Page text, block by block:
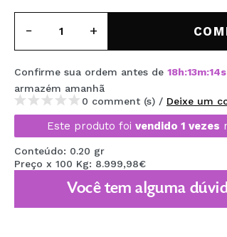
MAQUIFARMA
TRAVEL SIZE
NATURE
DESCONTOS
OUTLET
ELES VOLTARAM!
Confirme sua ordem antes de 18h:13m:13s
armazém amanhã
0 comment (s) / Deixe um
Este produto foi vendido 1 vezes
Conteúdo: 0.20 gr
Preço x 100 Kg: 8.999,98€
Você tem alguma